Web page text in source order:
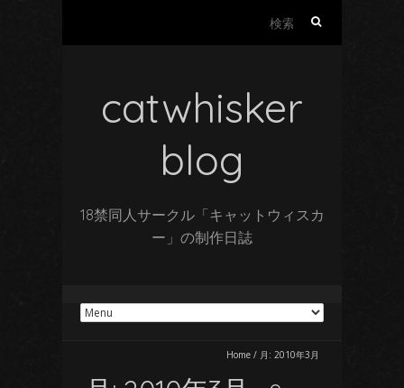
catwhisker
blog
18禁同人サークル「キャットウィスカ
ー」の制作日誌
Home / 月: 2010年3月